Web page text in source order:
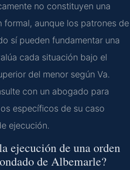
no constituyen una
formal, aunque los patrones de
sí pueden fundamentar una
cada situación bajo el
del menor según Va.
con un abogado para
específicos de su caso
ejecución.
ejecución de una orden
de Albemarle?